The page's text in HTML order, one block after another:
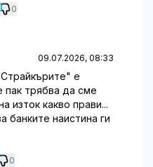
0
09.07.2026, 08:33
е
пак трябва да сме
изток какво прави...
банките наистина ги
0